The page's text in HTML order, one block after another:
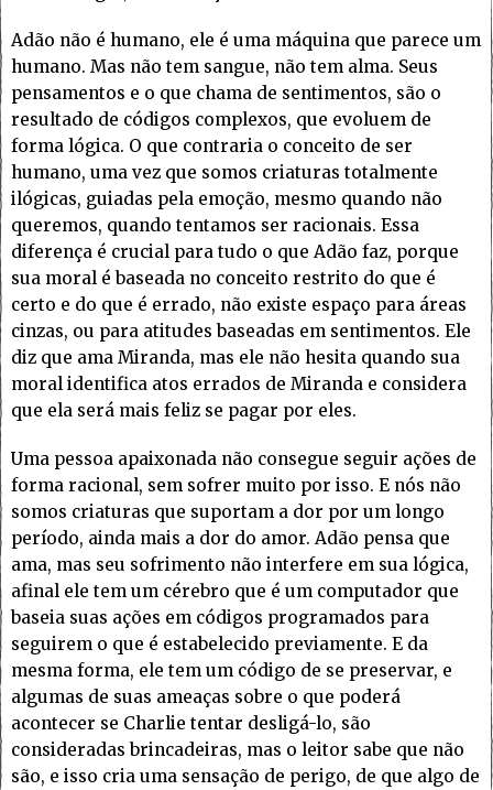
Adão não é humano, ele é uma máquina que parece um
humano. Mas não tem sangue, não tem alma. Seus
pensamentos e o que chama de sentimentos, são o
resultado de códigos complexos, que evoluem de
forma lógica. O que contraria o conceito de ser
humano, uma vez que somos criaturas totalmente
ilógicas, guiadas pela emoção, mesmo quando não
queremos, quando tentamos ser racionais. Essa
diferença é crucial para tudo o que Adão faz, porque
sua moral é baseada no conceito restrito do que é
certo e do que é errado, não existe espaço para áreas
cinzas, ou para atitudes baseadas em sentimentos. Ele
diz que ama Miranda, mas ele não hesita quando sua
moral identifica atos errados de Miranda e considera
que ela será mais feliz se pagar por eles.
Uma pessoa apaixonada não consegue seguir ações de
forma racional, sem sofrer muito por isso. E nós não
somos criaturas que suportam a dor por um longo
período, ainda mais a dor do amor. Adão pensa que
ama, mas seu sofrimento não interfere em sua lógica,
afinal ele tem um cérebro que é um computador que
baseia suas ações em códigos programados para
seguirem o que é estabelecido previamente. E da
mesma forma, ele tem um código de se preservar, e
algumas de suas ameaças sobre o que poderá
acontecer se Charlie tentar desligá-lo, são
consideradas brincadeiras, mas o leitor sabe que não
são, e isso cria uma sensação de perigo, de que algo de